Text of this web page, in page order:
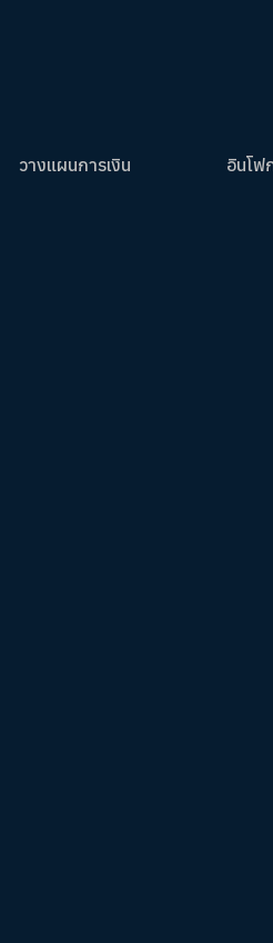
วางแผนการเงิน อินโฟ